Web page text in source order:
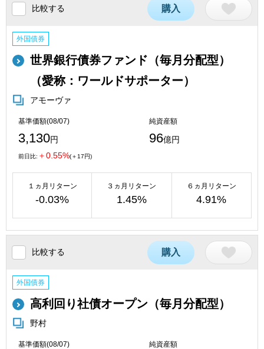
比較する 購入
外国債券
世界銀行債券ファンド（毎月分配型）
（愛称：ワールドサポーター）
アモーヴァ
基準価額(08/07)
3,130円
純資産額
96億円
前日比: ＋0.55%(＋17円)
１ヵ月リターン
-0.03%
３ヵ月リターン
1.45%
６ヵ月リターン
4.91%
比較する 購入
外国債券
高利回り社債オープン（毎月分配型）
野村
基準価額(08/07) 純資産額